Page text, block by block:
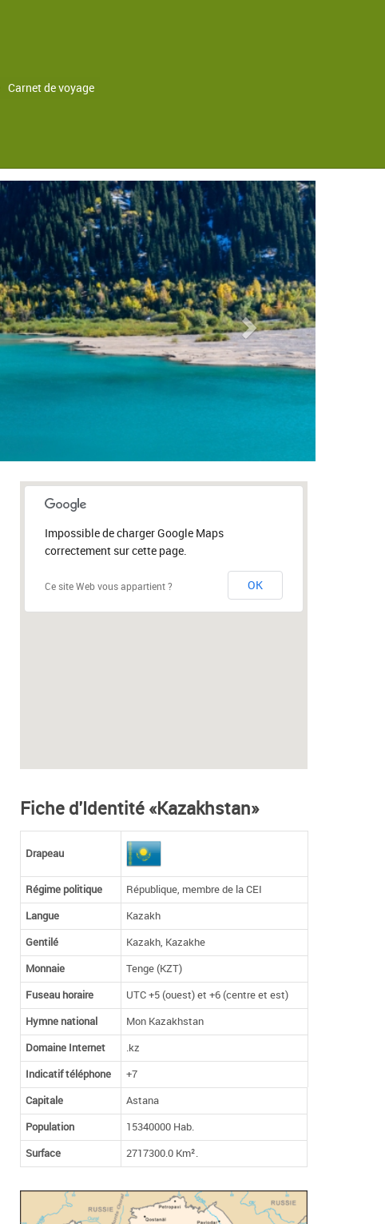
Carnet de voyage
Astana
Next
Impossible de charger Google Maps
correctement sur cette page.
Ce site Web vous appartient ? OK
Fiche d'Identité «Kazakhstan»
Drapeau
Régime politique
République, membre de la CEI
Langue
Kazakh
Gentilé
Kazakh, Kazakhe
Monnaie
Tenge (KZT)
Fuseau horaire
UTC +5 (ouest) et +6 (centre et est)
Hymne national
Mon Kazakhstan
Domaine Internet
.kz
Indicatif téléphone
+7
Capitale
Astana
Population
15340000 Hab.
Surface
2717300.0 Km².